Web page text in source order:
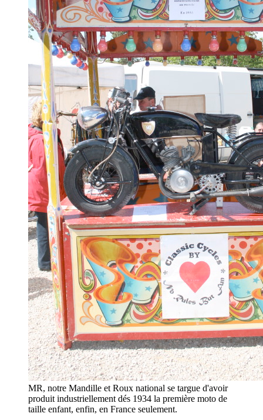
MR, notre Mandille et Roux national se targue d'avoir
produit industriellement dés 1934 la première moto de
taille enfant, enfin, en France seulement.